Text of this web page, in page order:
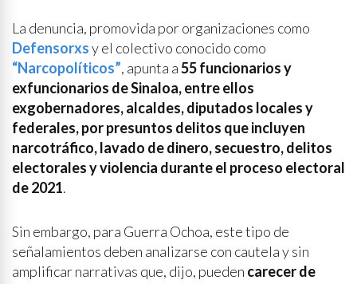
La denuncia, promovida por organizaciones como
Defensorxsy el colectivo conocido como
“Narcopolíticos”, apunta a55 funcionarios y
exfuncionarios de Sinaloa, entre ellos
exgobernadores, alcaldes, diputados locales y
federales, por presuntos delitos que incluyen
narcotráfico, lavado de dinero, secuestro, delitos
electorales y violencia durante el proceso electoral
de 2021.
Sin embargo, para Guerra Ochoa, este tipo de
señalamientos deben analizarse con cautela y sin
amplificar narrativas que, dijo, pueden carecer de